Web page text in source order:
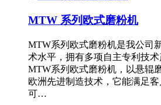
MTW 系列欧式磨粉机
MTW系列欧式磨粉机是我公司
术水平，拥有多项自主专利技
MTW系列欧式磨粉机，以悬辊
欧洲先进制造技术，它能满足
可…